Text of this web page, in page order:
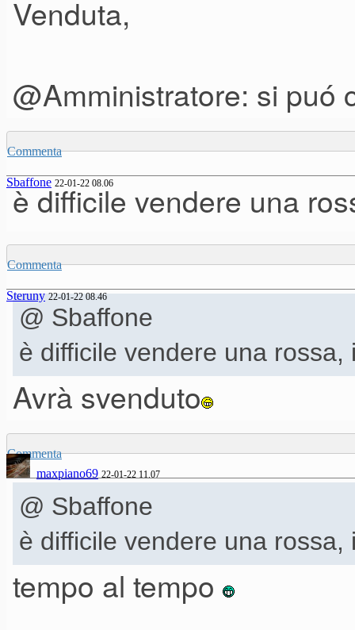
Venduta,
@Amministratore: si puó
Commenta
Sbaffone 22-01-22 08.06
è difficile vendere una
Commenta
Steruny 22-01-22 08.46
@ Sbaffone
è difficile vendere una
Avrà svenduto
Commenta
maxpiano69 22-01-22 11.07
@ Sbaffone
è difficile vendere una
tempo al tempo